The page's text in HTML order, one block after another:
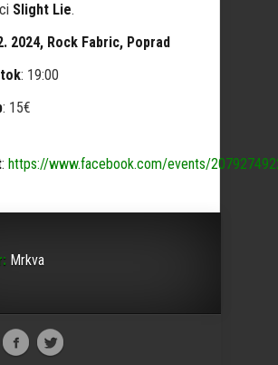
Slight Lie.
2024, Rock Fabric, Poprad
: 19:00
: 15€
: https://www.facebook.com/events/
Mrkva